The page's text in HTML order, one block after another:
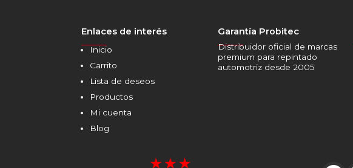
Enlaces de interés
Inicio
Carrito
Lista de deseos
Productos
Mi cuenta
Blog
Garantía Probitec
______
Distribuidor oficial de marcas
premium para repintado
automotriz desde 2005